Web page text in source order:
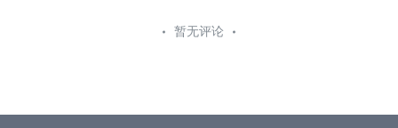
暂无评论